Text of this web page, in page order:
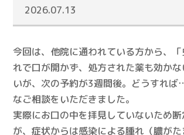
2026.07.13
今回は、他院に通われている方から、
れで口が開かず、処方された薬も効か
いが、次の予約が3週間後。どうすれ
なご相談をいただきました。
実際にお口の中を拝見していないため
が、症状からは感染による腫れ（膿が